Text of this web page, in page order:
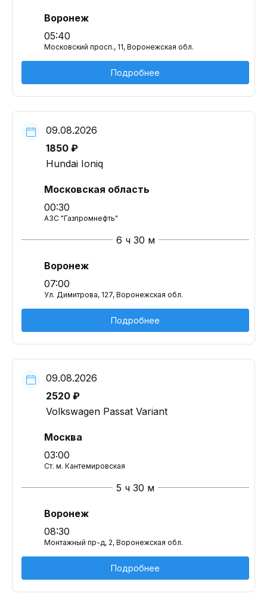
Воронеж
05:40
Московский просп., 11, Воронежская обл.
Подробнее
09.08.2026
1850 ₽
Hundai Ioniq
Московская область
00:30
АЗС "Газпромнефть"
6 ч 30 м
Воронеж
07:00
Ул. Димитрова, 127, Воронежская обл.
Подробнее
09.08.2026
2520 ₽
Volkswagen Passat Variant
Москва
03:00
Ст. м. Кантемировская
5 ч 30 м
Воронеж
08:30
Монтажный пр-д, 2, Воронежская обл.
Подробнее